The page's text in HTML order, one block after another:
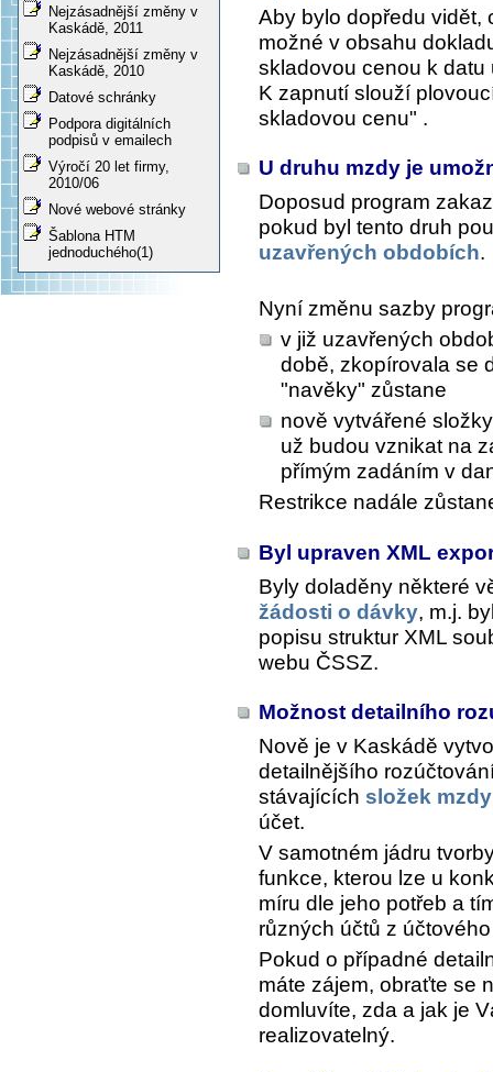
Nejzásadnější změny v
Kaskádě, 2011
Nejzásadnější změny v
Kaskádě, 2010
Datové schránky
Podpora digitálních
podpisů v emailech
Výročí 20 let firmy,
2010/06
Nové webové stránky
Šablona HTM
jednoduchého(1)
Aby bylo dopředu vidět,
možné v obsahu
skladovou cenou k
K zapnutí slouží
skladovou cenu" .
U druhu mzdy je
Doposud program
pokud byl tento druh
uzavřených obdobích.
Nyní změnu sazby
v již uzavřených
době, zkopírovala se
"navěky" zůstane
nově vytvářené
už budou vznikat na
přímým zadáním v
Restrikce nadále
Byl upraven XML
Byly doladěny některé
žádosti o dávky, m.j.
popisu struktur XML
webu ČSSZ.
Možnost detailního
Nově je v Kaskádě
detailnějšího
stávajících složek mzdy
účet.
V samotném jádru
funkce, kterou lze u
míru dle jeho potřeb a
různých účtů z
Pokud o případné
máte zájem, obraťte se
domluvíte, zda a jak je
realizovatelný.